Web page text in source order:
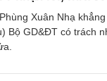
Xuân Nhạ
Bộ GD&ĐT có trách